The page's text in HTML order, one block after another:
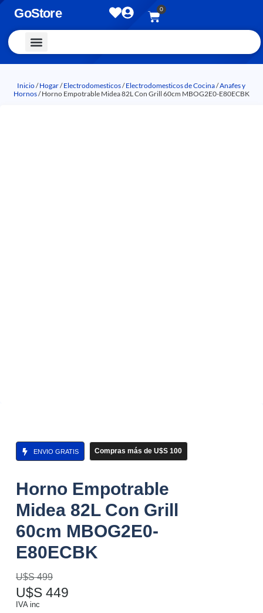
GoStore 0
Inicio/Hogar/Electrodomesticos/Electrodomesticos de Cocina/Anafes y
Hornos/ Horno Empotrable Midea 82L Con Grill 60cm MBOG2E0-E80ECBK
ENVIO GRATIS Compras más de U$S 100
Horno Empotrable
Midea 82L Con Grill
60cm MBOG2E0-
E80ECBK
U$S499
U$S 449
IVA inc